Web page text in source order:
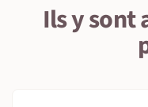
1 • Détails du
Ils y sont